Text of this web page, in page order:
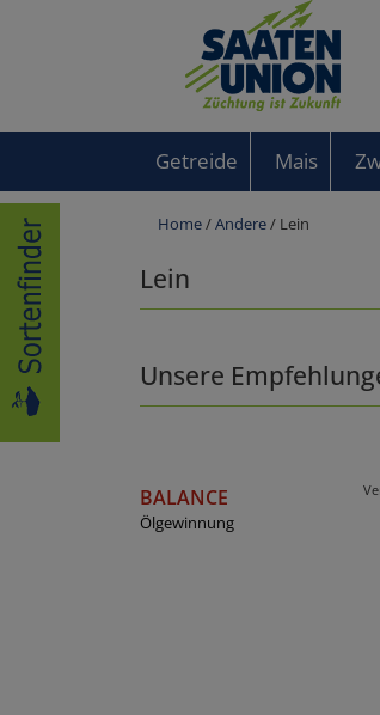
Getreide Mais
Home/Andere/ Lein
Lein
Unsere
BALANCE
Ölgewinnung